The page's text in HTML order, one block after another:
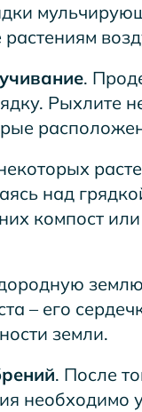
.
Рыхлите
над
компост
– его
земли.
. После
необходимо